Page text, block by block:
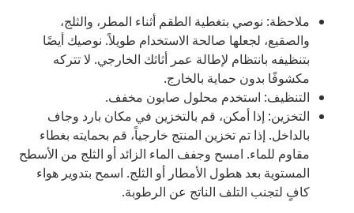
ملاحظة: نوصي بتغطية الطقم أثناء المطر، والثلج،
والصقيع، لجعلها صالحة الاستخدام طويلاً. نوصيك أيضًا
بتنظيفه بانتظام لإطالة عمر أثاثك الخارجي. لا تتركه
مكشوفًا بدون حماية بالخارج.
التنظيف: استخدم محلول صابون مخفف.
التخزين: إذا أمكن، قم بالتخزين في مكان بارد وجاف
بالداخل. إذا تم تخزين المنتج خارجياً، قم بحمايته بغطاء
مقاوم للماء. امسح وجفف الماء الزائد أو الثلج من الأسطح
المستوية بعد هطول الأمطار أو الثلج. اسمح بتدوير هواء
كافٍ لتجنب التلف الناتج عن الرطوبة.